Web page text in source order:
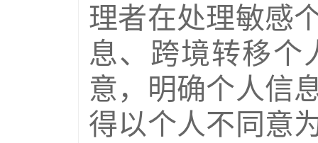
理者在处理敏感
息、跨境转移个
意，明确个人信
得以个人不同意